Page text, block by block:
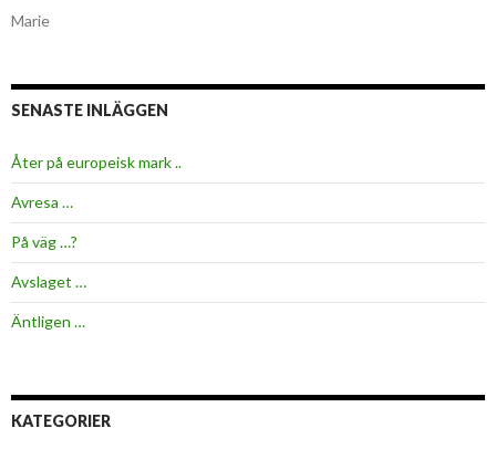
Marie
SENASTE INLÄGGEN
Åter på europeisk mark ..
Avresa …
På väg …?
Avslaget …
Äntligen …
KATEGORIER